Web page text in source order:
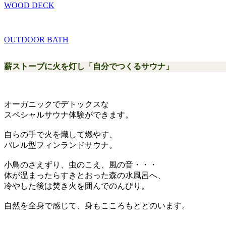
WOOD DECK
OUTDOOR BATH
薪ストーブに火を灯し「自分でつくるサウナ」
オーガニックでデトックスな
スペシャルサウナ体験ができます。
自らの手で火を熾して燃やす、
バレル型フィンランドサウナ。
小鳥のさえずり、虫のこえ、風の音・・・
体が温まったらすきとおった森の水風呂へ、
冷やした後は焚き火を囲んでのんびり。
自然を全身で感じて、身もこころもととのいます。